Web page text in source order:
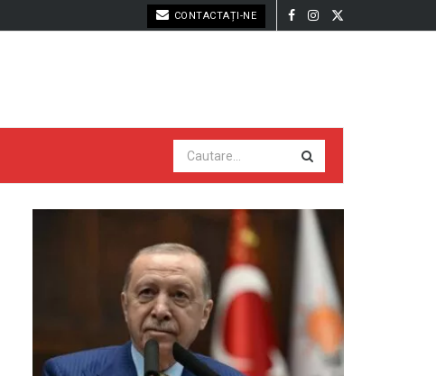
CONTACTAȚI-NE